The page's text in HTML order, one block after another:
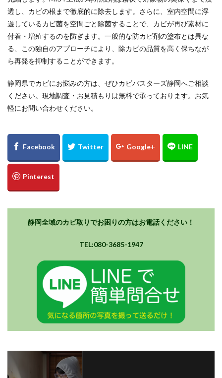
透し、カビの根まで徹底的に除去します。さらに、室内空間に浮
遊しているカビ菌を空間ごと除菌することで、カビが再び素材に
付着・増殖するのを防ぎます。一般的な防カビ剤の塗布とは異な
る、この独自のアプローチにより、除カビの品質を高く保ちなが
ら再発を抑制することができます。
静岡県でカビにお悩みの方は、ぜひカビバスターズ静岡へご相談
ください。現地調査・お見積もりは無料で承っております。お気
軽にお問い合わせください。
静岡全域のカビ取りでお困りの方はお電話ください！
TEL:080-3685-1947